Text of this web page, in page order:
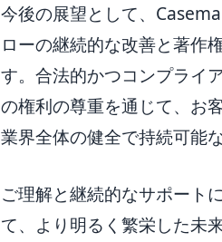
今後の展望として、
ローの継続的な改善と著作
す。合法的かつコンプライ
の権利の尊重を通じて、お
業界全体の健全で持続可能
ご理解と継続的なサポート
て、より明るく繁栄した未